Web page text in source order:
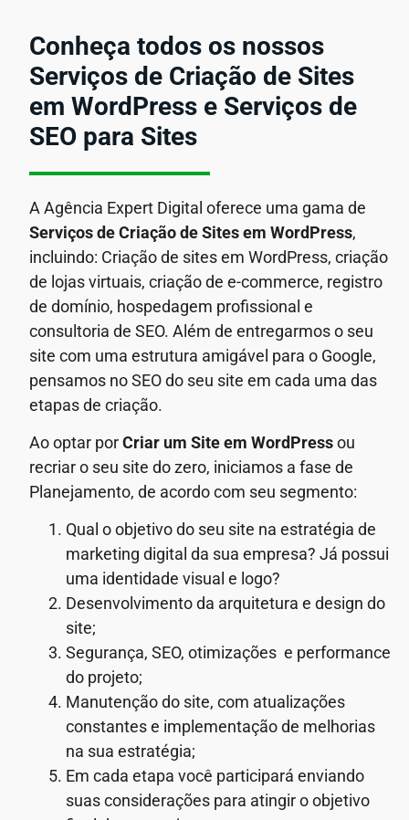
Conheça todos os nossos
Serviços de Criação de Sites
em WordPress e Serviços de
SEO para Sites
A Agência Expert Digital oferece uma gama de
Serviços de Criação de Sites em WordPress,
incluindo: Criação de sites em WordPress, criação
de lojas virtuais, criação de e-commerce, registro
de domínio, hospedagem profissional e
consultoria de SEO. Além de entregarmos o seu
site com uma estrutura amigável para o Google,
pensamos no SEO do seu site em cada uma das
etapas de criação.
Ao optar porCriar um Site em WordPressou
recriar o seu site do zero, iniciamos a fase de
Planejamento, de acordo com seu segmento:
Qual o objetivo do seu site na estratégia de
marketing digital da sua empresa? Já possui
uma identidade visual e logo?
Desenvolvimento da arquitetura e design do
site;
Segurança, SEO, otimizações e performance
do projeto;
Manutenção do site, com atualizações
constantes e implementação de melhorias
na sua estratégia;
Em cada etapa você participará enviando
suas considerações para atingir o objetivo